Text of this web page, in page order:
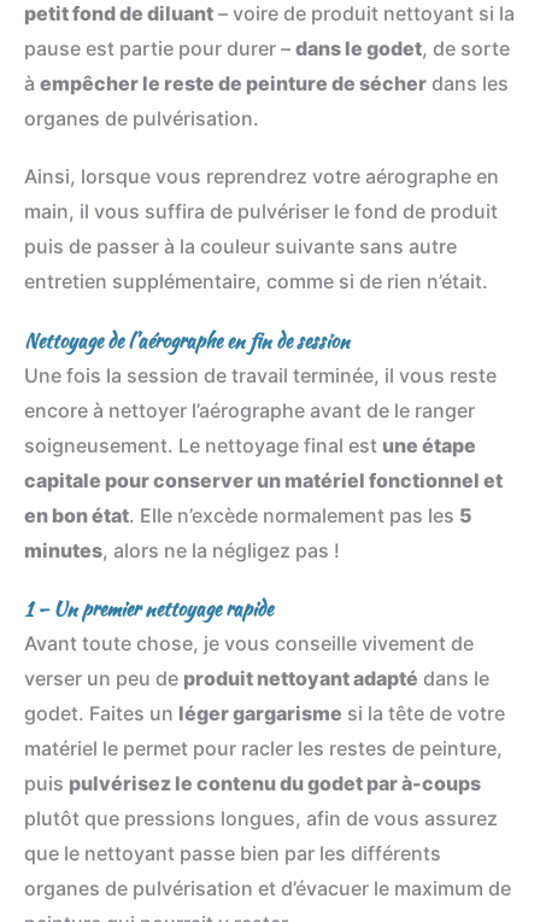
petit fond de diluant – voire de produit nettoyant si la
pause est partie pour durer – dans le godet, de sorte
à empêcher le reste de peinture de sécher dans les
organes de pulvérisation.
Ainsi, lorsque vous reprendrez votre aérographe en
main, il vous suffira de pulvériser le fond de produit
puis de passer à la couleur suivante sans autre
entretien supplémentaire, comme si de rien n’était.
Nettoyage de l’aérographe en fin de session
Une fois la session de travail terminée, il vous reste
encore à nettoyer l’aérographe avant de le ranger
soigneusement. Le nettoyage final est une étape
capitale pour conserver un matériel fonctionnel et
en bon état. Elle n’excède normalement pas les 5
minutes, alors ne la négligez pas !
1 – Un premier nettoyage rapide
Avant toute chose, je vous conseille vivement de
verser un peu de produit nettoyant adapté dans le
godet. Faites un léger gargarisme si la tête de votre
matériel le permet pour racler les restes de peinture,
puis pulvérisez le contenu du godet par à-coups
plutôt que pressions longues, afin de vous assurez
que le nettoyant passe bien par les différents
organes de pulvérisation et d’évacuer le maximum de